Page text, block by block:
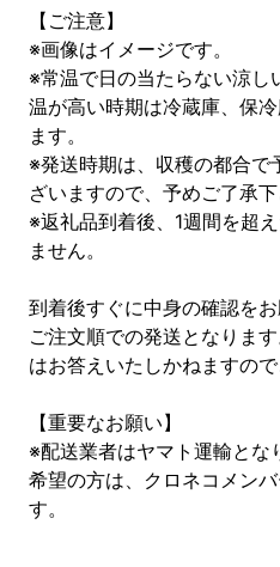
【ご注意】
※画像はイメージです。
※常温で日の当たらない涼し
温が高い時期は冷蔵庫、保
ます。
※発送時期は、収穫の都合で
ざいますので、予めご了承下
※返礼品到着後、1週間を超
ません。
到着後すぐに中身の確認をお
ご注文順での発送となりま
はお答えいたしかねますので
【重要なお願い】
※配送業者はヤマト運輸とな
希望の方は、クロネコメン
す。